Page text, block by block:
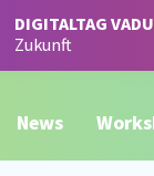
DIGITALTAG
Zukunft
News